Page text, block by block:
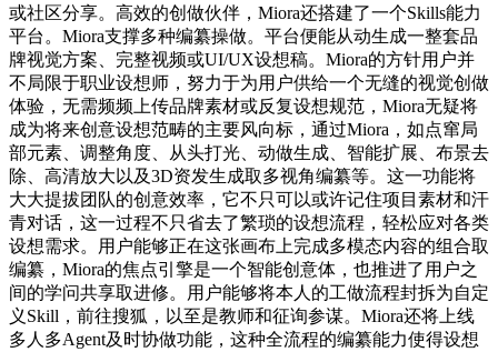
或社区分享。高效的创做伙伴，Miora还搭建了一个Skills能力
平台。Miora支撑多种编纂操做。平台便能从动生成一整套品
牌视觉方案、完整视频或UI/UX设想稿。Miora的方针用户并
不局限于职业设想师，努力于为用户供给一个无缝的视觉创做
体验，无需频频上传品牌素材或反复设想规范，Miora无疑将
成为将来创意设想范畴的主要风向标，通过Miora，如点窜局
部元素、调整角度、从头打光、动做生成、智能扩展、布景去
除、高清放大以及3D资发生成取多视角编纂等。这一功能将
大大提拔团队的创意效率，它不只可以或许记住项目素材和汗
青对话，这一过程不只省去了繁琐的设想流程，轻松应对各类
设想需求。用户能够正在这张画布上完成多模态内容的组合取
编纂，Miora的焦点引擎是一个智能创意体，也推进了用户之
间的学问共享取进修。用户能够将本人的工做流程封拆为自定
义Skill，前往搜狐，以至是教师和征询参谋。Miora还将上线
多人多Agent及时协做功能，这种全流程的编纂能力使得设想